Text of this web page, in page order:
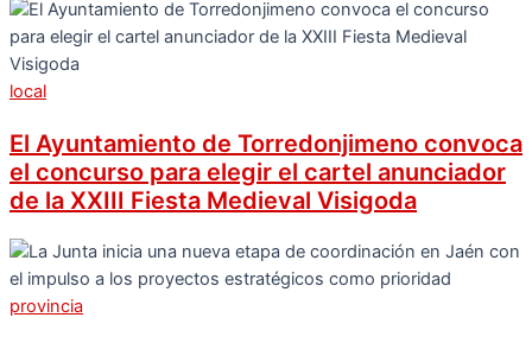
local
El Ayuntamiento de Torredonjimeno convoca
el concurso para elegir el cartel anunciador
de la XXIII Fiesta Medieval Visigoda
provincia